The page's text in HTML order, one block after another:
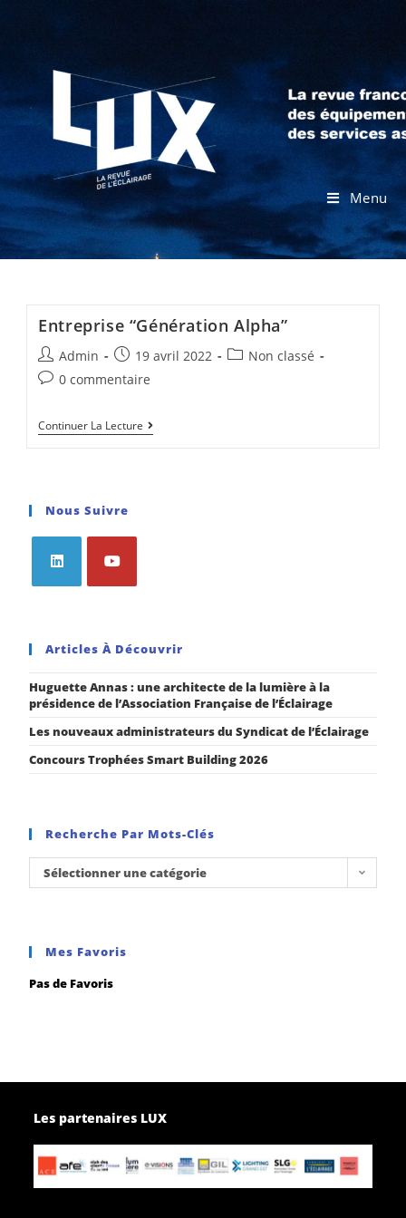
Menu
Entreprise “Génération Alpha”
Admin 19 avril 2022
Non classé
0 commentaire
Continuer La Lecture
Nous Suivre
Articles À Découvrir
Huguette Annas : une architecte de la lumière à la
présidence de l’Association Française de l’Éclairage
Les nouveaux administrateurs du Syndicat de l’Éclairage
Concours Trophées Smart Building 2026
Recherche Par Mots-Clés
Sélectionner une catégorie
Mes Favoris
Pas de Favoris
Les partenaires LUX